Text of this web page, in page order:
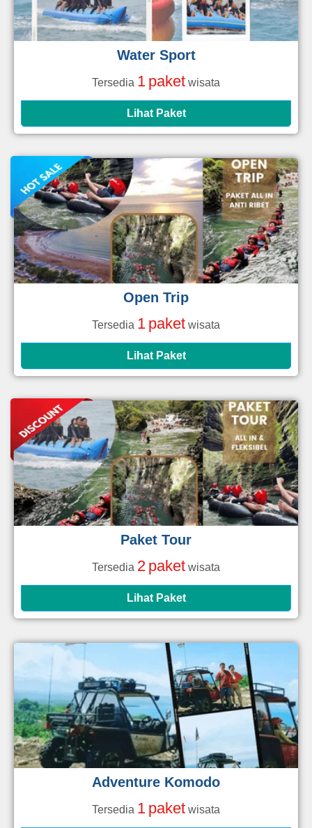
Water Sport
Tersedia 1 paket wisata
Lihat Paket
Open Trip
Tersedia 1 paket wisata
Lihat Paket
Paket Tour
Tersedia 2 paket wisata
Lihat Paket
Adventure Komodo
Tersedia 1 paket wisata